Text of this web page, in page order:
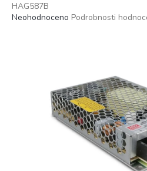
HAG587B
Průměrné
Neohodnoceno Podrobnosti